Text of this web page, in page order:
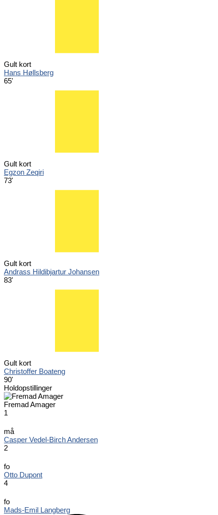
Gult kort
Hans Høllsberg
65'
Gult kort
Egzon Zeqiri
73'
Gult kort
Andrass Hildibjartur Johansen
83'
Gult kort
Christoffer Boateng
90'
Holdopstillinger
Fremad Amager
1
må
Casper Vedel-Birch Andersen
2
fo
Otto Dupont
4
fo
Mads-Emil Langberg